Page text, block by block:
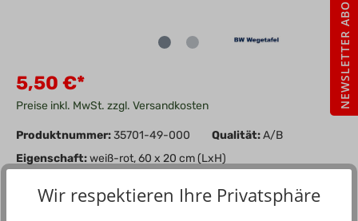
5,50 €*
Preise inkl. MwSt. zzgl. Versandkosten
Produktnummer:35701-49-000 Qualität:A/B
Eigenschaft:weiß-rot, 60 x 20 cm (LxH)
Stück In den Warenkorb
Wir respektieren Ihre Privatsphäre
NEWSLETTER ABO